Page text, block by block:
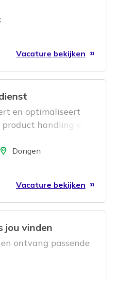
Vacature bekijken
en optimaliseert
handling en
efficiënt te
de juiste
flexibiliteit,
voor een
ontwikkeling;
inbedrijfstelling
Dongen
Vacature bekijken
jou vinden
ontvang passende